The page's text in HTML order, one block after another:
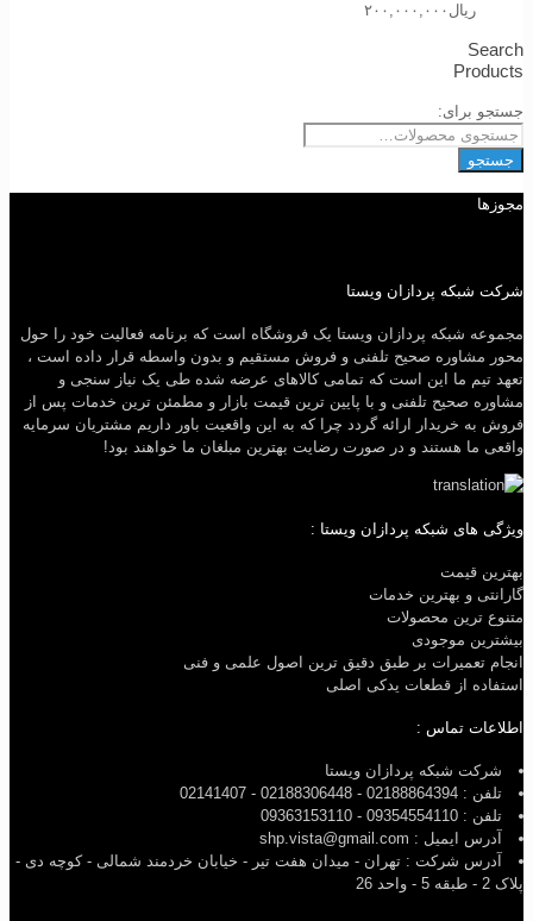
ریال ۲۰۰,۰۰۰,۰۰۰
Search
Products
جستجو برای:
جستجو
مجوزها
شرکت شبکه پردازان ویستا
مجموعه شبکه پردازان ویستا یک فروشگاه است که برنامه فعالیت خود را حول
محور مشاوره صحیح تلفنی و فروش مستقیم و بدون واسطه قرار داده است ،
تعهد تیم ما این است که تمامی کالاهای عرضه شده طی یک نیاز سنجی و
مشاوره صحیح تلفنی و با پایین ترین قیمت بازار و مطمئن ترین خدمات پس از
فروش به خریدار ارائه گردد چرا که به این واقعیت باور داریم مشتریان سرمایه
واقعی ما هستند و در صورت رضایت بهترین مبلغان ما خواهند بود!
ویژگی های شبکه پردازان ویستا :
بهترین قیمت
گارانتی و بهترین خدمات
متنوع ترین محصولات
بیشترین موجودی
انجام تعمیرات بر طبق دقیق ترین اصول علمی و فنی
استفاده از قطعات یدکی اصلی
اطلاعات تماس :
شرکت شبکه پردازان ویستا
تلفن : 02188864394 - 02188306448 - 02141407
تلفن : 09354554110 - 09363153110
آدرس ایمیل : shp.vista@gmail.com
آدرس شرکت : تهران - میدان هفت تیر - خیابان خردمند شمالی - کوچه دی -
پلاک 2 - طبقه 5 - واحد 26